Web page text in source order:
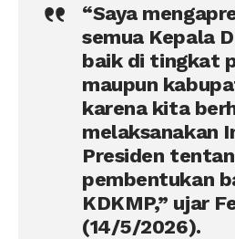
“Saya
semua Kepala
baik di tingkat
maupun
karena kita
melaksanakan
Presiden
pembentukan
KDKMP,” ujar
(14/5/2026).